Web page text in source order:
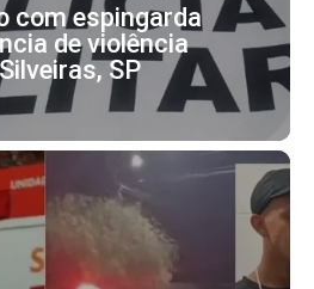
com espingarda
de violência
SP